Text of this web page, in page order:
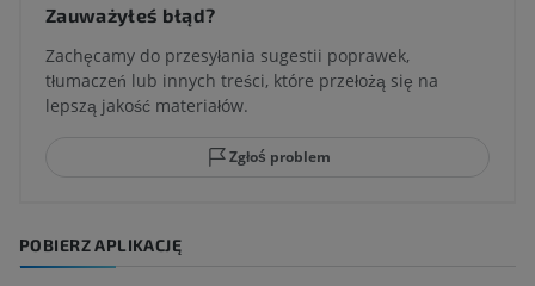
Zauważyłeś błąd?
Zachęcamy do przesyłania sugestii poprawek,
tłumaczeń lub innych treści, które przełożą się na
lepszą jakość materiałów.
Zgłoś problem
POBIERZ APLIKACJĘ